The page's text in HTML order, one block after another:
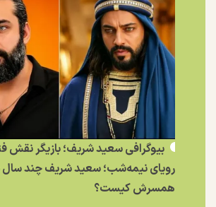
بیوگرافی سعید شریف؛ بازیگر نقش
رویای نیمه‌شب؛ سعید شریف چند سال
همسرش کیست؟